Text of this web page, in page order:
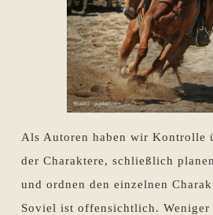
Als Autoren haben wir Kontrolle
der Charaktere, schließlich
und ordnen den einzelnen
Soviel ist offensichtlich.